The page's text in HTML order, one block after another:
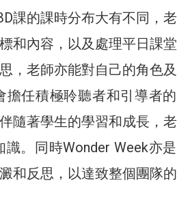
課的課時分布大有不同，
和內容，以及處理平日課
，老師亦能對自己的角色
任積極聆聽者和引導者
隨著學生的學習和成長，
。同時Wonder Week亦
和反思，以達致整個團隊